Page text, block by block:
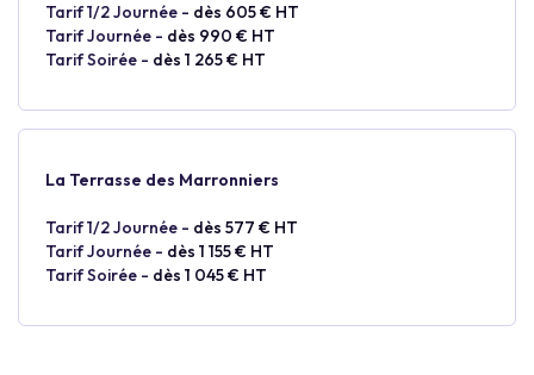
Tarif 1/2 Journée - dès 605 € HT
Tarif Journée - dès 990 € HT
Tarif Soirée - dès 1 265 € HT
La Terrasse des Marronniers
Tarif 1/2 Journée - dès 577 € HT
Tarif Journée - dès 1 155 € HT
Tarif Soirée - dès 1 045 € HT